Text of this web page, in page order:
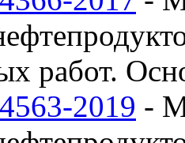
работ.
2019 -